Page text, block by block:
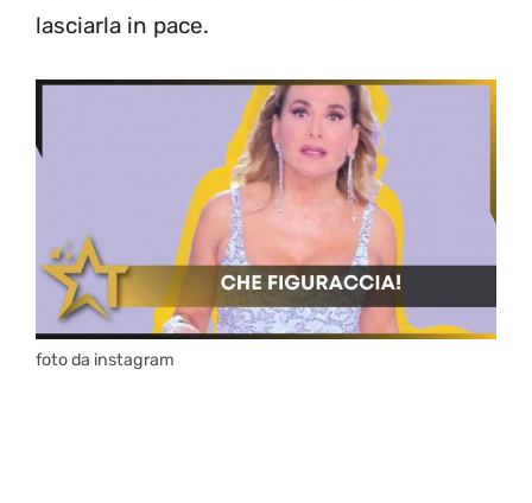
lasciarla in pace.
foto da instagram